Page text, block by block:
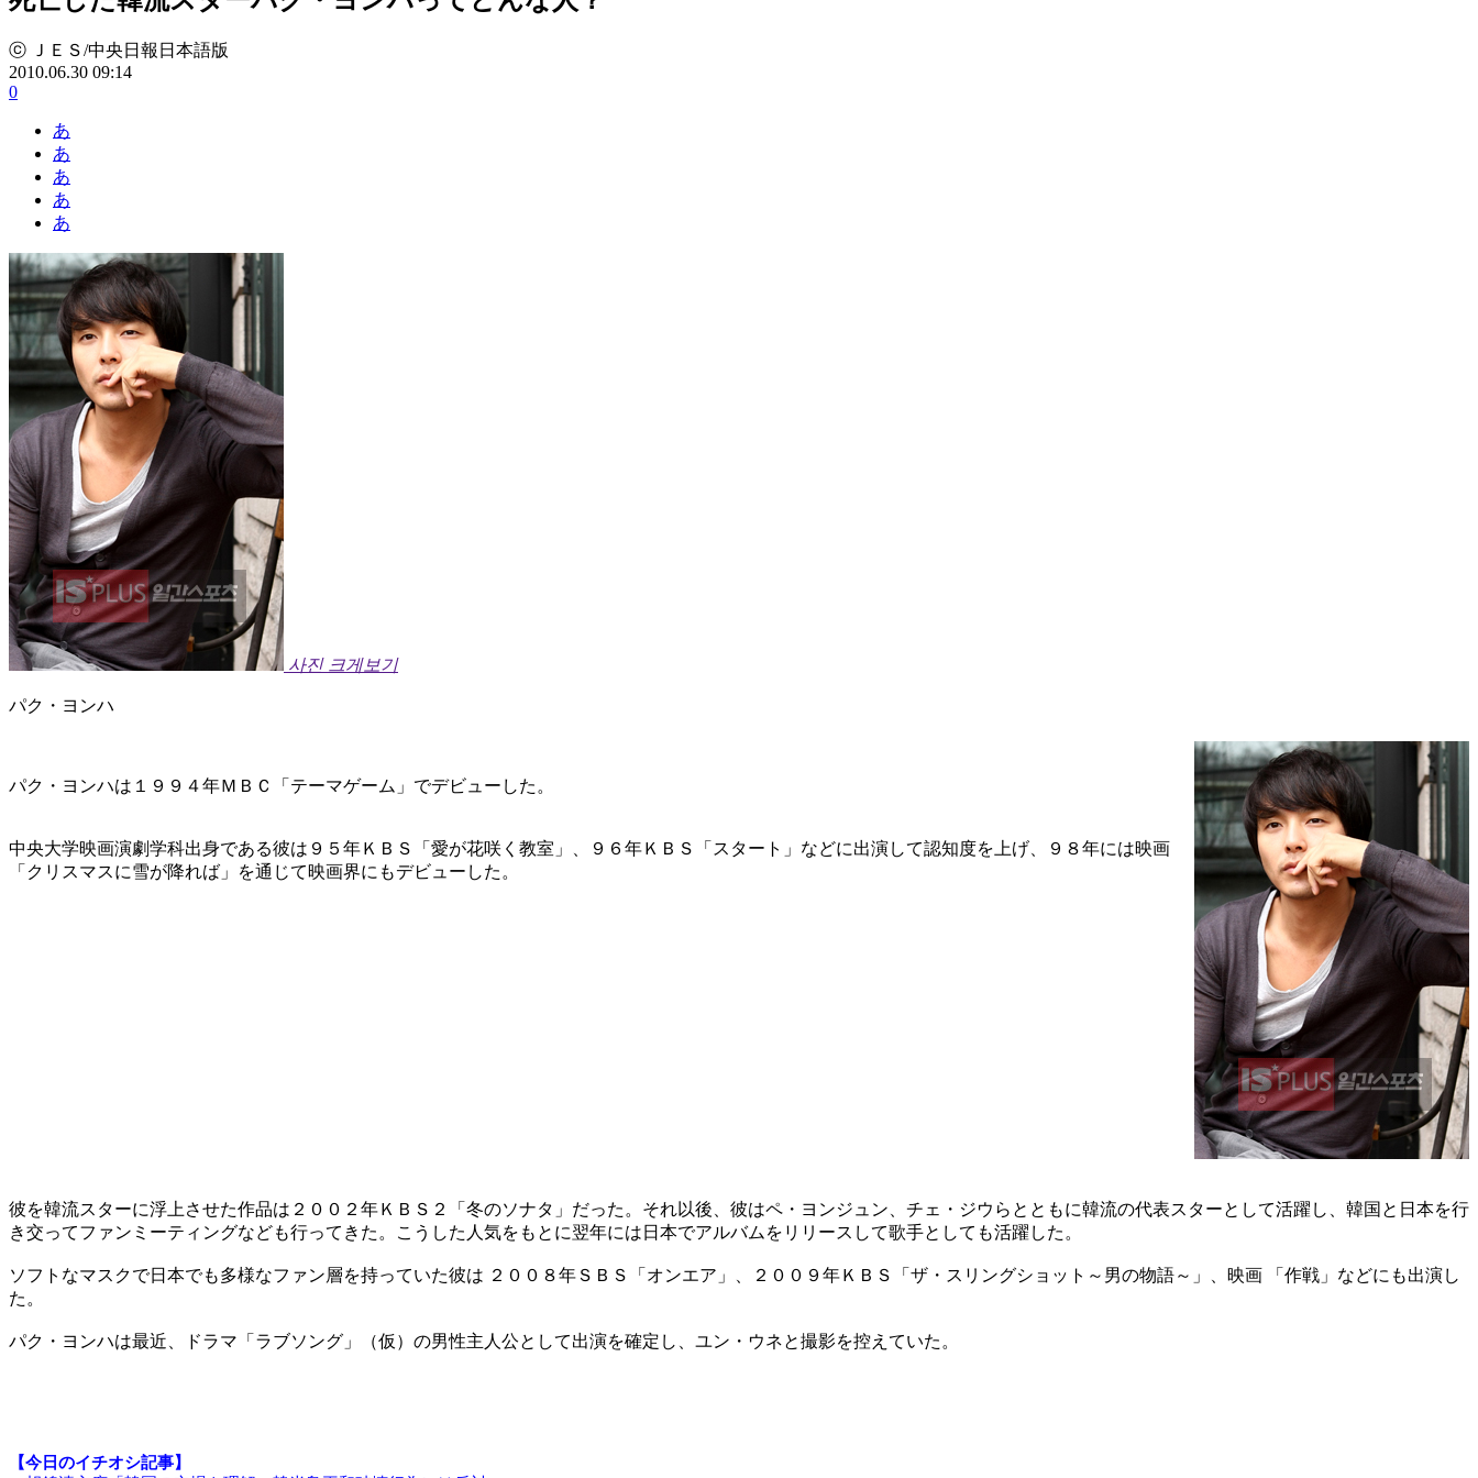
ⓒ ＪＥＳ/中央日報日本語版
2010.06.30 09:14
0
あ
あ
あ
あ
あ
사진 크게보기
パク・ヨンハ
パク・ヨンハは１９９４年ＭＢＣ「テーマゲーム」でデビューした。
中央大学映画演劇学科出身である彼は９５年ＫＢＳ「愛が花咲く教室」、９６年ＫＢＳ「スタート」などに出演して認知度を上げ、９８年には映画
「クリスマスに雪が降れば」を通じて映画界にもデビューした。
彼を韓流スターに浮上させた作品は２００２年ＫＢＳ２「冬のソナタ」だった。それ以後、彼はペ・ヨンジュン、チェ・ジウらとともに韓流の代表スターとして活躍し、韓国と日本を行
き交ってファンミーティングなども行ってきた。こうした人気をもとに翌年には日本でアルバムをリリースして歌手としても活躍した。
ソフトなマスクで日本でも多様なファン層を持っていた彼は ２００８年ＳＢＳ「オンエア」、２００９年ＫＢＳ「ザ・スリングショット～男の物語～」、映画 「作戦」などにも出演し
た。
パク・ヨンハは最近、ドラマ「ラブソング」（仮）の男性主人公として出演を確定し、ユン・ウネと撮影を控えていた。
【今日のイチオシ記事】